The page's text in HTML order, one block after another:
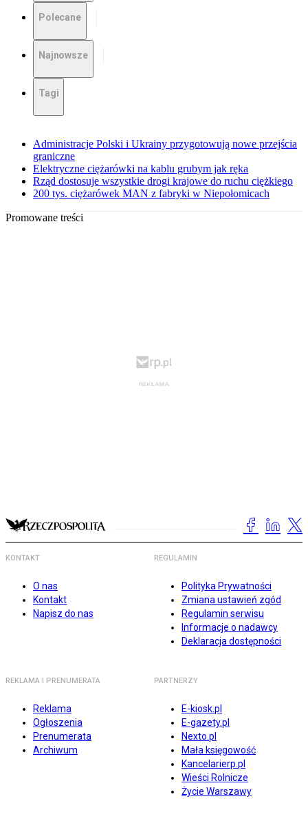
Polecane
Najnowsze
Tagi
Administracje Polski i Ukrainy przygotowują nowe przejścia
graniczne
Elektryczne ciężarówki na kablu grubym jak ręka
Rząd dostosuje wszystkie drogi krajowe do ruchu ciężkiego
200 tys. ciężarówek MAN z fabryki w Niepołomicach
Promowane treści
KONTAKT
O nas
Kontakt
Napisz do nas
REGULAMIN
Polityka Prywatności
Zmiana ustawień zgód
Regulamin serwisu
Informacje o nadawcy
Deklaracja dostępności
REKLAMA I PRENUMERATA
Reklama
Ogłoszenia
Prenumerata
Archiwum
PARTNERZY
E-kiosk.pl
E-gazety.pl
Nexto.pl
Mała księgowość
Kancelarierp.pl
Wieści Rolnicze
Życie Warszawy